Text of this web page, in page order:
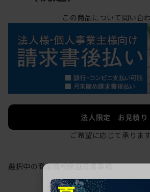
この商品について問い合
法人限定 お見積り
ご希望に応じて承ります
選択中の商品情報保証注意事項